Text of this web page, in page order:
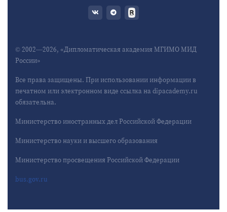
© 2002—2026, «Дипломатическая академия МГИМО МИД
России»
Все права защищены. При использовании информации в
печатном или электронном виде ссылка на dipacademy.ru
обязательна.
Министерство иностранных дел Российской Федерации
Министерство науки и высшего образования
Министерство просвещения Российской Федерации
bus.gov.ru